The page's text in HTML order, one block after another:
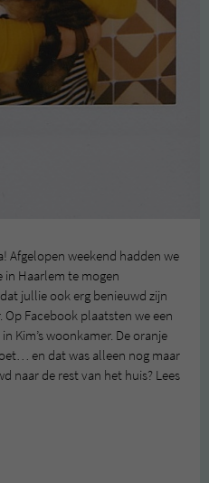
Afgelopen weekend hadden we
in Haarlem te mogen
jullie ook erg benieuwd zijn
Facebook plaatsten we een
Kim’s woonkamer. De oranje
en dat was alleen nog maar
naar de rest van het huis? Lees